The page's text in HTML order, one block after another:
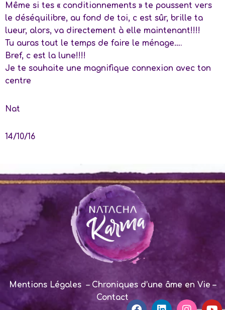
F
L
I
Y
Même si tes « conditionnements » te poussent vers
le déséquilibre, au fond de toi, c est sûr, brille ta
lueur, alors, va directement à elle maintenant!!!!
Tu auras tout le temps de faire le ménage….
Bref, c est la lune!!!!
Je te souhaite une magnifique connexion avec ton
centre
Nat
14/10/16
Mentions Légales – Chroniques d’une âme en Vie –
Contact